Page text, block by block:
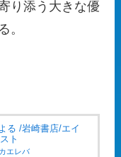
り添う大きな優
。
る /岩崎書店/エイ
ト
カエレバ